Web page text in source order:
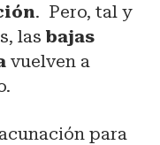
. Pero, tal y
las bajas
vuelven a
para